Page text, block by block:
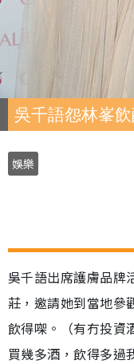
吳千語怨林峯
娛樂
吳千語出席護膚品牌
莊，邀請她到當地參
飲得㗎。（有冇投資
買幾多酒，飲得多過